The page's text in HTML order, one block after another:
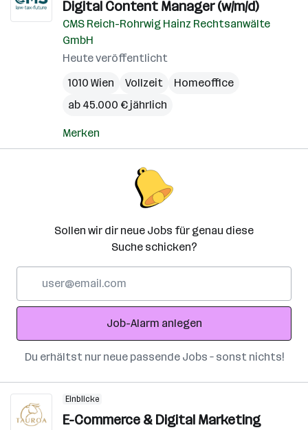
Digital Content Manager (w/m/d)
CMS Reich-Rohrwig Hainz Rechtsanwälte
GmbH
Heute veröffentlicht
1010 Wien
Vollzeit
Homeoffice
ab 45.000 € jährlich
Merken
Sollen wir dir neue Jobs für genau diese
Suche schicken?
Adresse
Job-Alarm anlegen
Du erhältst nur neue passende Jobs – sonst nichts!
Einblicke
E-Commerce & Digital Marketing